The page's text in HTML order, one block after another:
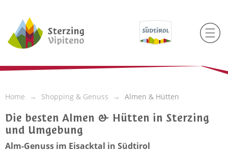
Home Shopping & Genuss Almen & Hütten
Die besten Almen & Hütten in Sterzing
und Umgebung
Alm-Genuss im Eisacktal in Südtirol